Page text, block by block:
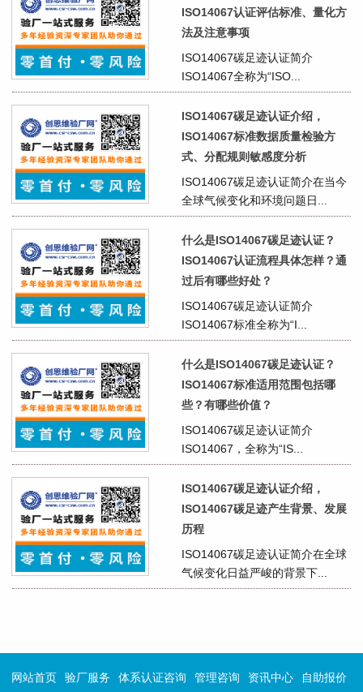
ISO14067认证评估标准、量化方
法及注意事项
ISO14067碳足迹认证简介
ISO14067全称为“ISO...
ISO14067碳足迹认证介绍，
ISO14067标准数据质量检验方
式、分配规则敏感度分析
ISO14067碳足迹认证简介在当今
全球气候变化和环境问题日...
什么是ISO14067碳足迹认证？
ISO14067认证流程具体怎样？通
过后有哪些好处？
ISO14067碳足迹认证简介
ISO14067标准全称为“I...
什么是ISO14067碳足迹认证？
ISO14067标准适用范围包括哪
些？有哪些价值？
ISO14067碳足迹认证简介
ISO14067，全称为“IS...
ISO14067碳足迹认证介绍，
ISO14067碳足迹产生背景、发展
历程
ISO14067碳足迹认证简介在全球
气候变化日益严峻的背景下...
网站首页 验厂服务 体系认证咨询 管理咨询 资讯中心 自助报价